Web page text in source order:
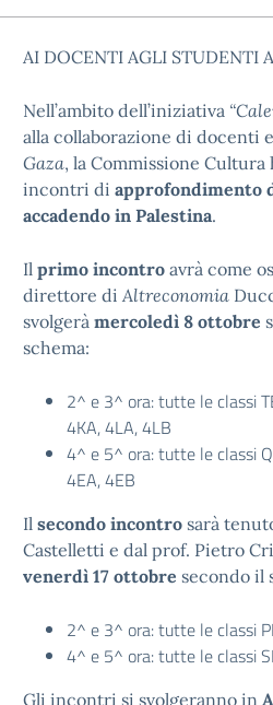
AI DOCENTI AGLI STUDENTI
Nell’ambito dell’iniziativa
alla collaborazione di docenti
Gaza, la Commissione
incontri di approfondimento
accadendo in Palestina.
Il primo incontro avrà come
direttore di Altreconomia
svolgerà mercoledì 8 ottobre
schema:
2^ e 3^ ora: tutte le classi
4KA, 4LA, 4LB
4^ e 5^ ora: tutte le classi
4EA, 4EB
Il secondo incontro sarà
Castelletti e dal prof. Pietro
venerdì 17 ottobre secondo il
2^ e 3^ ora: tutte le classi
4^ e 5^ ora: tutte le classi
Gli incontri si svolgeranno in